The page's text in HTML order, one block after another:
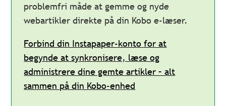
problemfri måde at gemme og nyde
webartikler direkte på din Kobo e-læser.
Forbind din Instapaper-konto for at
begynde at synkronisere, læse og
administrere dine gemte artikler – alt
sammen på din Kobo-enhed